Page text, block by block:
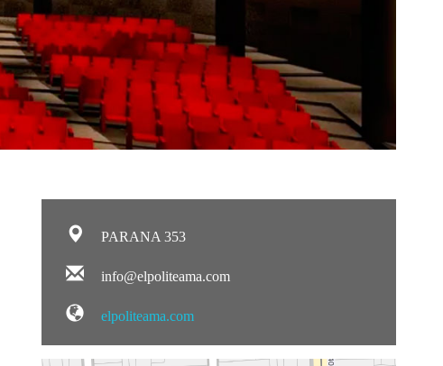
PARANA 353
info@elpoliteama.com
elpoliteama.com